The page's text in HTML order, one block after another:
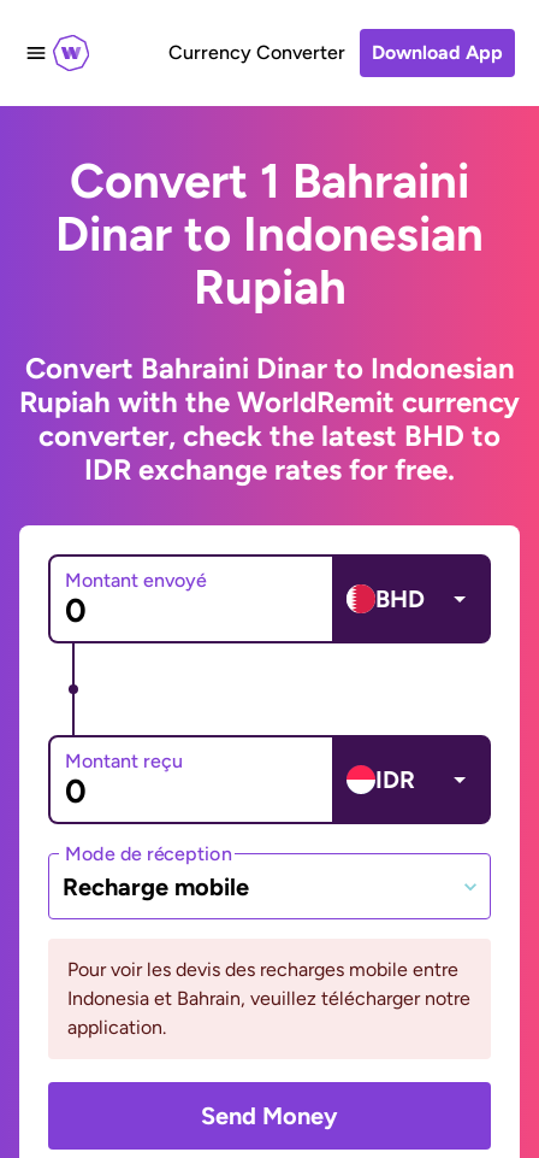
Currency Converter Download App
Convert 1 Bahraini
Dinar to Indonesian
Rupiah
Convert Bahraini Dinar to Indonesian
Rupiah with the WorldRemit currency
converter, check the latest BHD to
IDR exchange rates for free.
Montant envoyé
BHD
Montant reçu
IDR
Mode de réception
Recharge mobile
Pour voir les devis des recharges mobile entre
Indonesia et Bahrain, veuillez télécharger notre
application.
Send Money